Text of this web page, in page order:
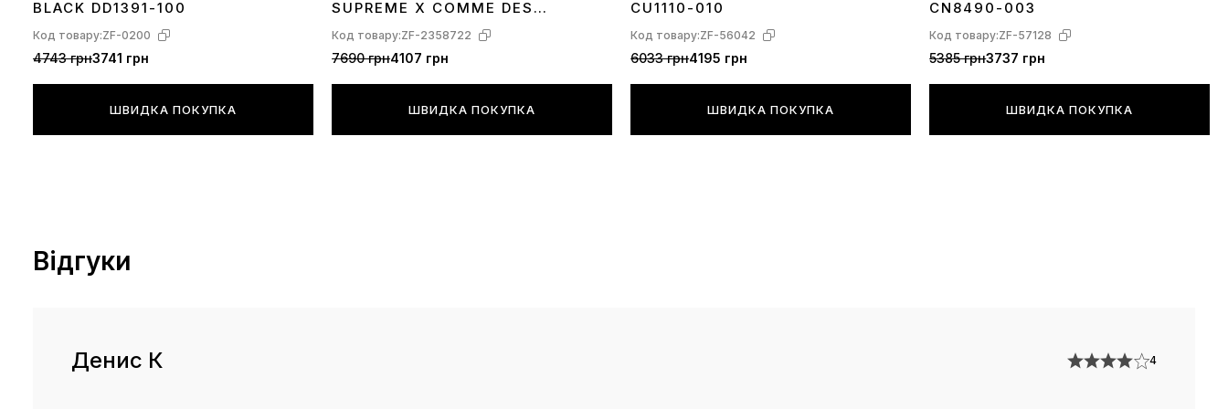
***При транспортуванні товару службою поштової доставки не
виключені випадки механічних пошкоджень коробок і
докладаємо максимум зусиль, щоб уникнути подібних ситуацій,
представленого на фото і це є заводським допуском. Йдеться
BLACK DD1391-100
Код товару:ZF-0200
4743 грн3741 грн
ШВИДКА ПОКУПКА
SUPREME X COMME DES
GARÇONS SHIRT EYES 923044-
100
Код товару:ZF-2358722
7690 грн4107 грн
ШВИДКА ПОКУПКА
CU1110-010
Код товару:ZF-56042
6033 грн4195 грн
ШВИДКА ПОКУПКА
CN8490-003
Код товару:ZF-57128
5385 грн3737 грн
ШВИДКА ПОКУПКА
Відгуки
Денис К 4